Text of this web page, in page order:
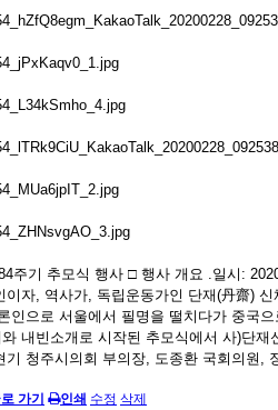
주기 추모식 행사 □ 행사 개요 .일시:
이자, 역사가, 독립운동가인 단재(丹齋)
인으로 서울에서 필명을 떨치다가 중국
내빈소개로 시작된 추모식에서 사)단
기 청주시의회 부의장, 도종환 국회의원,
가기 인쇄 수정 삭제